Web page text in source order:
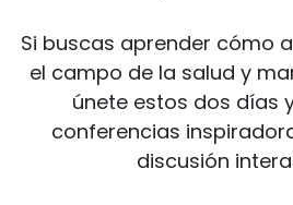
Si buscas aprender cómo
el campo de la salud y
únete estos dos días
conferencias
discusión